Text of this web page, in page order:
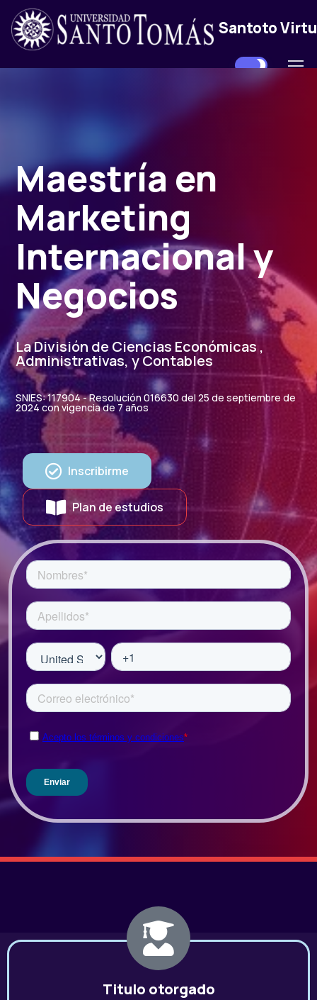
Santoto
Maestría en
Marketing
Internacional y
Negocios
La División de Ciencias Económicas ,
Administrativas, y Contables
SNIES: 117904 - Resolución 016630 del 25 de septiembre de
2024 con vigencia de 7 años
Inscribirme
Plan de estudios
Titulo otorgado